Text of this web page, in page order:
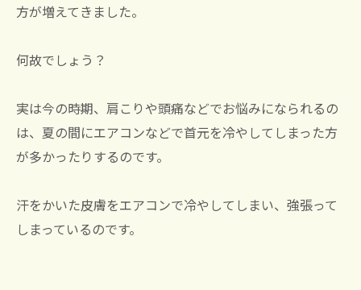
方が増えてきました。
何故でしょう？
実は今の時期、肩こりや頭痛などでお悩みになられるの
は、夏の間にエアコンなどで首元を冷やしてしまった方
が多かったりするのです。
汗をかいた皮膚をエアコンで冷やしてしまい、強張って
しまっているのです。